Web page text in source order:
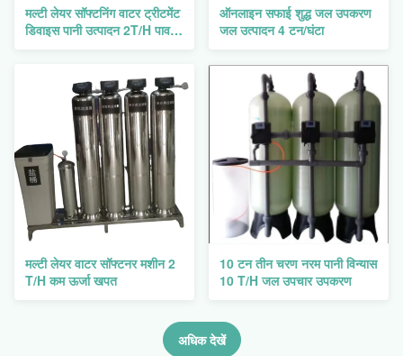
मल्टी लेयर सॉफ्टनिंग वाटर ट्रीटमेंट
डिवाइस पानी उत्पादन 2T/H पावर
ऑनलाइन सफाई शुद्ध जल उपकरण
जल उत्पादन 4 टन/घंटा
मल्टी लेयर वाटर सॉफ्टनर मशीन 2
T/H कम ऊर्जा खपत
10 टन तीन चरण नरम पानी विन्यास
10 T/H जल उपचार उपकरण
अधिक देखें